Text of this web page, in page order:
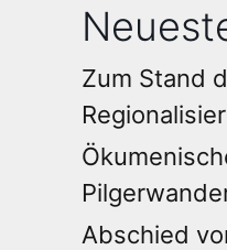
Zum Stand
Abschied